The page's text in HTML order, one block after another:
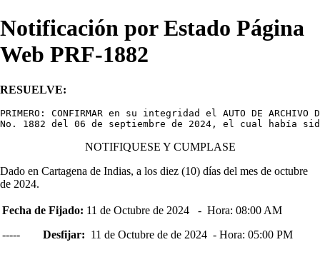
Notificación por Estado Página
Web PRF-1882
RESUELVE:
PRIMERO: CONFIRMAR en su integridad el AUTO DE ARCHIVO
No. 1882 del 06 de septiembre de 2024, el cual había
NOTIFIQUESE Y CUMPLASE
Dado en Cartagena de Indias, a los diez (10) días del mes de octubre
de 2024.
Fecha de Fijado: 11 de Octubre de 2024 - Hora: 08:00 AM
----- Desfijar: 11 de Octubre de de 2024 - Hora: 05:00 PM